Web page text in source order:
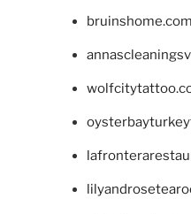
bruinshome.com